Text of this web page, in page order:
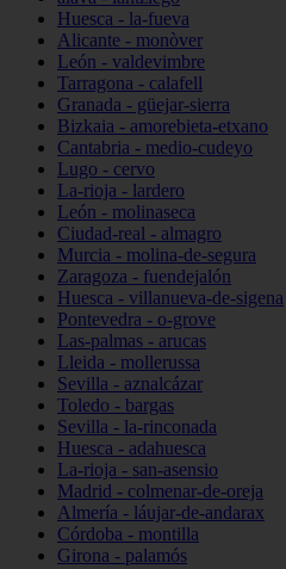
Huesca - la-fueva
Alicante - monòver
León - valdevimbre
Tarragona - calafell
Granada - güejar-sierra
Bizkaia - amorebieta-etxano
Cantabria - medio-cudeyo
Lugo - cervo
La-rioja - lardero
León - molinaseca
Ciudad-real - almagro
Murcia - molina-de-segura
Zaragoza - fuendejalón
Huesca - villanueva-de-sigena
Pontevedra - o-grove
Las-palmas - arucas
Lleida - mollerussa
Sevilla - aznalcázar
Toledo - bargas
Sevilla - la-rinconada
Huesca - adahuesca
La-rioja - san-asensio
Madrid - colmenar-de-oreja
Almería - láujar-de-andarax
Córdoba - montilla
Girona - palamós